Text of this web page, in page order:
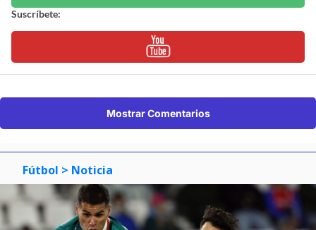
Suscríbete:
Mostrar Comentarios
Fútbol > Noticia